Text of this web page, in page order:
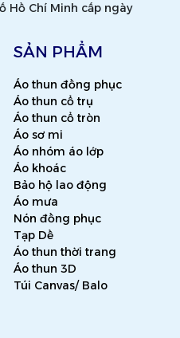
Hồ Chí Minh cấp ngày
SẢN PHẨM
Áo thun đồng phục
Áo thun cổ trụ
Áo thun cổ tròn
Áo sơ mi
Áo nhóm áo lớp
Áo khoác
Bảo hộ lao động
Áo mưa
Nón đồng phục
Tạp Dề
Áo thun thời trang
Áo thun 3D
Túi Canvas/ Balo